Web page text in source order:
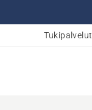
Tukipalvelut